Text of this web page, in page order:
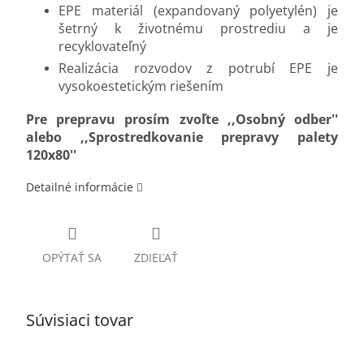
EPE materiál (expandovaný polyetylén) je
šetrný k životnému prostrediu a je
recyklovateľný
Realizácia rozvodov z potrubí EPE je
vysokoestetickým riešením
Pre prepravu prosím zvoľte ,,Osobný odber''
alebo ,,Sprostredkovanie prepravy palety
120x80''
Detailné informácie
OPÝTAŤ SA ZDIEĽAŤ
Súvisiaci tovar